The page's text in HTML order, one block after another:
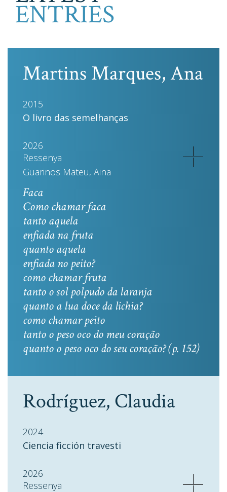
ENTRIES
Martins Marques, Ana
2015
O livro das semelhanças
2026
Ressenya
Guarinos Mateu, Aina
Faca
Como chamar faca
tanto aquela
enfiada na fruta
quanto aquela
enfiada no peito?
como chamar fruta
tanto o sol polpudo da laranja
quanto a lua doce da lichia?
como chamar peito
tanto o peso oco do meu coração
quanto o peso oco do seu coração? (p. 152)
Rodríguez, Claudia
2024
Ciencia ficción travesti
2026
Ressenya